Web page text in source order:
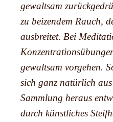
gewaltsam
zu beizendem Rauch,
ausbreitet. Bei
gewaltsam vorgehen.
sich ganz natürlich
Sammlung heraus
durch künstliches